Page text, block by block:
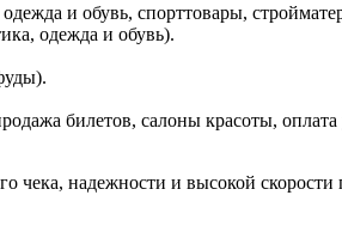
и обувь, спорттовары,
одежда и обувь).
билетов, салоны красоты,
чека, надежности и высокой скорости